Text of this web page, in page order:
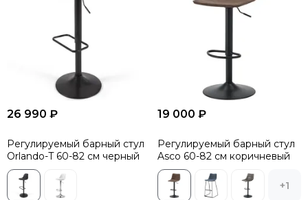
26 990 ₽
Регулируемый барный стул
Orlando-T 60-82 см черный
19 000 ₽
Регулируемый барный стул
Asco 60-82 см коричневый
+1